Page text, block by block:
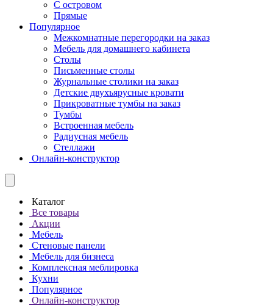
С островом
Прямые
Популярное
Межкомнатные перегородки на заказ
Мебель для домашнего кабинета
Столы
Письменные столы
Журнальные столики на заказ
Детские двухъярусные кровати
Прикроватные тумбы на заказ
Тумбы
Встроенная мебель
Радиусная мебель
Стеллажи
Онлайн-конструктор
Каталог
Все товары
Акции
Мебель
Стеновые панели
Мебель для бизнеса
Комплексная меблировка
Кухни
Популярное
Онлайн-конструктор